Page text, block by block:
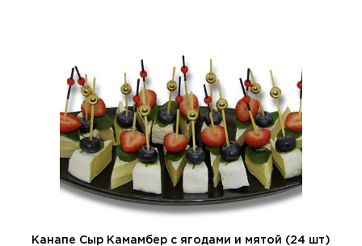
Канапе Сыр Камамбер с ягодами и мятой (24 шт)